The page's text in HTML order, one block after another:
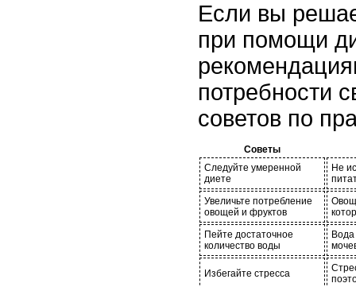
Если вы
при помощи
потребности
советов по
Советы
Следуйте умеренной
диете
Не
Увеличьте потребление
овощей и фруктов
Пейте достаточное
количество воды
Вода
Избегайте стресса